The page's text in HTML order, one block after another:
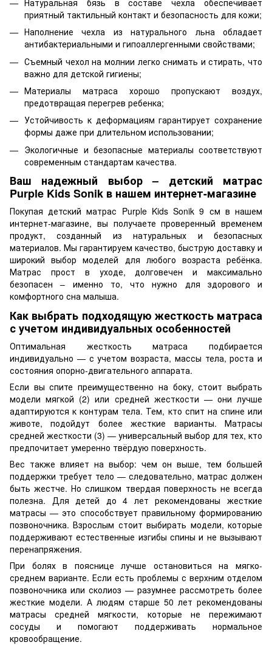
приятный тактильный контакт и безопасность для кожи;
Наполнение чехла из натурального льна обладает
антибактериальными и гипоаллергенными свойствами;
Съемный чехол на молнии легко снимать и стирать, что
важно для детской гигиены;
Материалы матраса хорошо пропускают воздух,
предотвращая перегрев ребенка;
Устойчивость к деформациям гарантирует сохранение
формы даже при длительном использовании;
Экологичные и безопасные материалы соответствуют
современным стандартам качества.
Ваш надежный выбор – детский матрас
Purple Kids Sonik в нашем интернет-магазине
Покупая детский матрас Purple Kids Sonik 9 см в нашем
интернет-магазине, вы получаете проверенный временем
продукт, созданный из натуральных и безопасных
материалов. Мы гарантируем качество, быструю доставку и
широкий выбор моделей для любого возраста ребёнка.
Матрас прост в уходе, долговечен и максимально
безопасен – именно то, что нужно для здорового и
комфортного сна малыша.
Как выбрать подходящую жесткость матраса
с учетом индивидуальных особенностей
Оптимальная жесткость матраса подбирается
индивидуально — с учетом возраста, массы тела, роста и
состояния опорно-двигательного аппарата.
Если вы спите преимущественно на боку, стоит выбрать
модели мягкой (2) или средней жесткости — они лучше
адаптируются к контурам тела. Тем, кто спит на спине или
животе, подойдут более жесткие варианты. Матрасы
средней жесткости (3) — универсальный выбор для тех, кто
предпочитает умеренно твёрдую поверхность.
Вес также влияет на выбор: чем он выше, тем большей
поддержки требует тело — следовательно, матрас должен
быть жестче. Но слишком твердая поверхность не всегда
полезна. Для детей до 4 лет рекомендованы жесткие
матрасы — это способствует правильному формированию
позвоночника. Взрослым стоит выбирать модели, которые
поддерживают естественные изгибы спины и не вызывают
перенапряжения.
При болях в пояснице лучше остановиться на мягко-
среднем варианте. Если есть проблемы с верхним отделом
позвоночника или сколиоз — разумнее рассмотреть более
жесткие модели. А людям старше 50 лет рекомендованы
матрасы средней мягкости, которые не пережимают
сосуды и помогают поддерживать нормальное
кровообращение.